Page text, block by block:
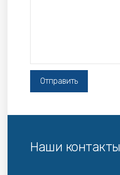
Наши контакты